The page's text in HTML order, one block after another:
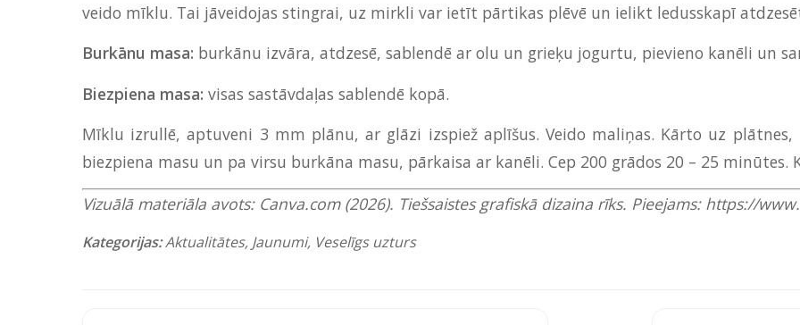
veido mīklu. Tai jāveidojas stingrai, uz mirkli var ietīt pārtikas plēvē un ielikt ledusskapī
Burkānu masa: burkānu izvāra, atdzesē, sablendē ar olu un grieķu jogurtu, pievieno kanēli un
Biezpiena masa: visas sastāvdaļas sablendē kopā.
Mīklu izrullē, aptuveni 3 mm plānu, ar glāzi izspiež aplīšus. Veido maliņas. Kārto uz
biezpiena masu un pa virsu burkāna masu, pārkaisa ar kanēli. Cep 200 grādos 20 – 25 minūtes.
Vizuālā materiāla avots: Canva.com (2026). Tiešsaistes grafiskā dizaina rīks. Pieejams: https://
Kategorijas:Aktualitātes, Jaunumi, Veselīgs uzturs